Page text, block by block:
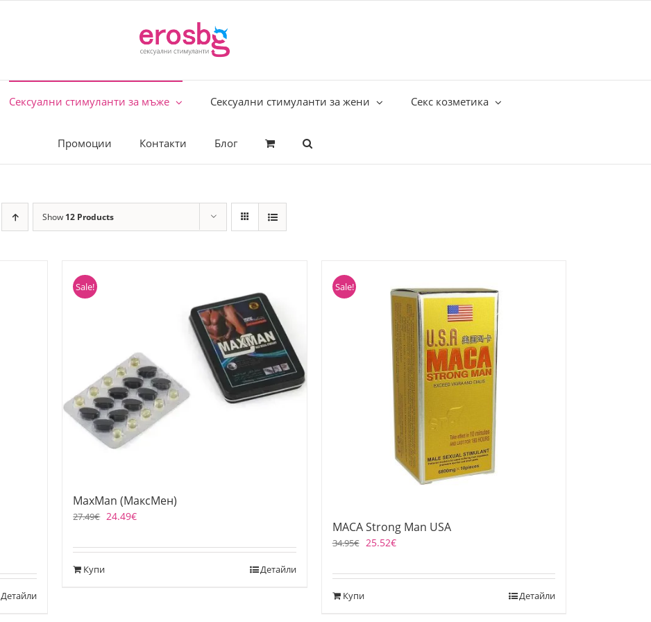
Сексуални стимуланти за мъже Сексуални стимуланти за жени Секс козметика
Промоции Контакти Блог
Show 12 Products
Детайли
Sale!
MaxMan (МаксМен)
27.49€ 24.49€
Купи Детайли
Sale!
MACA Strong Man USA
34.95€ 25.52€
Купи Детайли